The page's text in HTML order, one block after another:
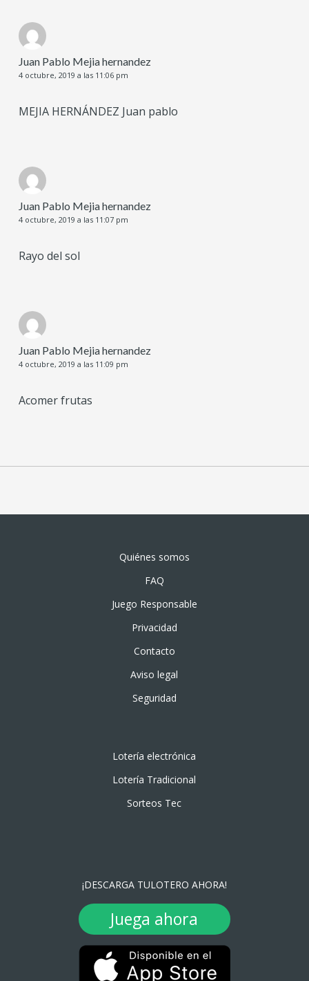
Juan Pablo Mejia hernandez
4 octubre, 2019 a las 11:06 pm
MEJIA HERNÁNDEZ Juan pablo
Juan Pablo Mejia hernandez
4 octubre, 2019 a las 11:07 pm
Rayo del sol
Juan Pablo Mejia hernandez
4 octubre, 2019 a las 11:09 pm
Acomer frutas
Quiénes somos
FAQ
Juego Responsable
Privacidad
Contacto
Aviso legal
Seguridad
Lotería electrónica
Lotería Tradicional
Sorteos Tec
¡DESCARGA TULOTERO AHORA!
Juega ahora